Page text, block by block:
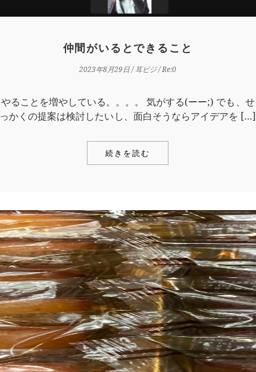
仲間がいるとできること
2023年8月29日/耳ビジ/ Re:0
やることを増やしている。。。。 気がする(ーー;) でも、せ
っかくの提案は検討したいし、面白そうならアイデアを […]
続きを読む